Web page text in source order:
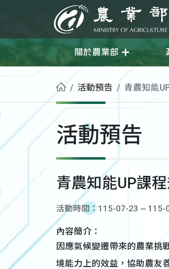
農業部
關於農業部
首頁活動預告 青農知能
活動預告
青農知能UP課
活動時間：115-07-23 ~ 115-
內容簡介：
因應氣候變遷帶來的農業挑
境能力上的效益，協助農友